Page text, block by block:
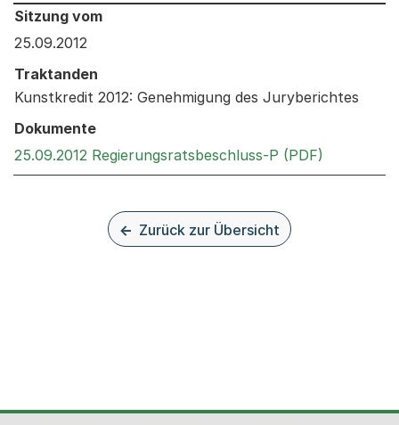
Behandelt an den folgenden Sitzungen: Informationen
Sitzung vom
25.09.2012
Traktanden
Kunstkredit 2012: Genehmigung des Juryberichtes
Dokumente
25.09.2012 Regierungsratsbeschluss-P (PDF)
Zurück zur Übersicht